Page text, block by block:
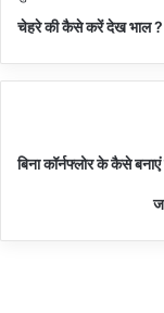
चेहरे की कैसे करें देख भाल
बिना कॉर्नफ्लोर के कैसे बनाएं